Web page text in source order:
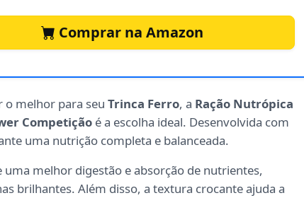
Comprar na Amazon
o melhor para seu Trinca Ferro, a Ração Nutrópica
Competição é a escolha ideal. Desenvolvida com
uma nutrição completa e balanceada.
melhor digestão e absorção de nutrientes,
brilhantes. Além disso, a textura crocante ajuda a